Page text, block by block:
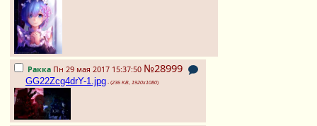
Ракка Пн 29 мая 2017 15:37:50 №28999
GG22Zcg4drY-1.jpg - (236 KB, 1920x1080)